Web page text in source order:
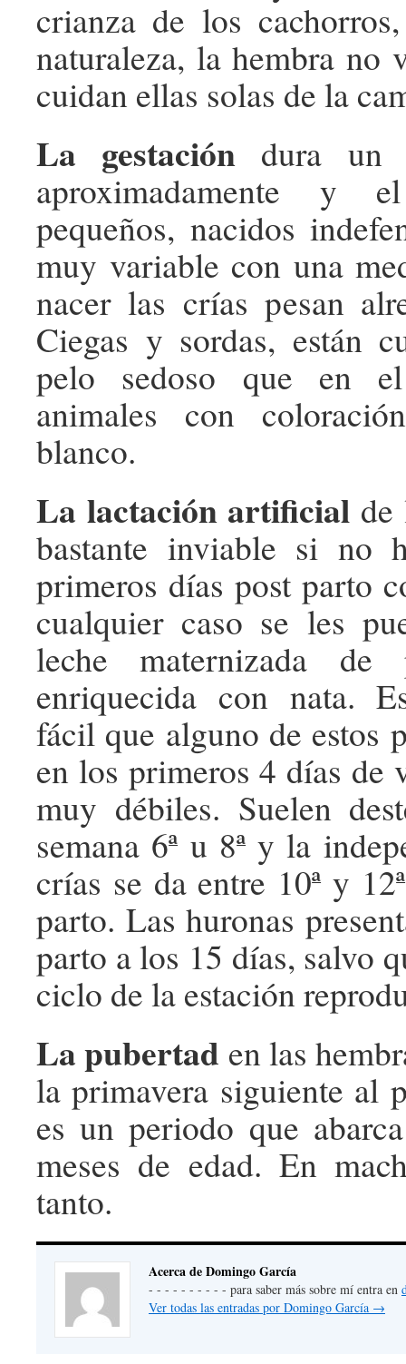
crianza de los
naturaleza, la hembra no
cuidan ellas solas de la
La gestación dura un
aproximadamente y
pequeños, nacidos
muy variable con una
nacer las crías pesan
Ciegas y sordas, están
pelo sedoso que en
animales con
blanco.
La lactación artificial de
bastante inviable si no
primeros días post parto
cualquier caso se les
leche maternizada
enriquecida con nata.
fácil que alguno de estos
en los primeros 4 días de
muy débiles. Suelen
semana 6ª u 8ª y la
crías se da entre 10ª y
parto. Las huronas
parto a los 15 días, salvo
ciclo de la estación
La pubertad en las
la primavera siguiente al
es un periodo que
meses de edad. En
tanto.
Acerca de Domingo García
- - - - - - - - - - para saber más sobre mí entra en
Ver todas las entradas por Domingo García →